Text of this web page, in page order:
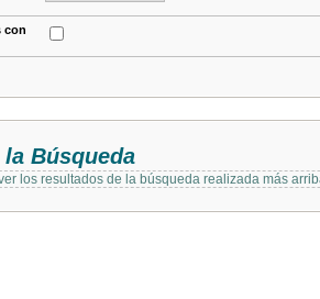
con
Búsqueda
los resultados de la búsqueda realizada más